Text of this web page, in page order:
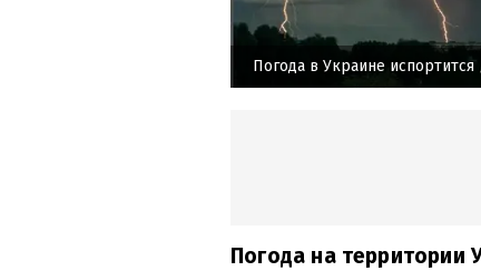
Погода в Украине испортится
Погода на территории